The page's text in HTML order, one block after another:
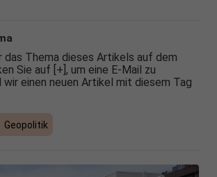
das Thema dieses Artikels auf dem
Sie auf [+], um eine E-Mail zu
einen neuen Artikel mit diesem Tag
Geopolitik